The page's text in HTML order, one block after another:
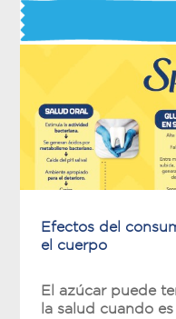
Efectos del
el cuerpo
El azúcar puede
la salud cuando